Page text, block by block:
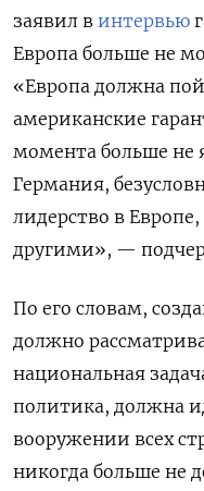
заявил в интервью
Европа больше не
«Европа должна
американские
момента больше
Германия,
лидерство в
другими», —
По его словам,
должно
национальная
политика, должна
вооружении всех
никогда больше не